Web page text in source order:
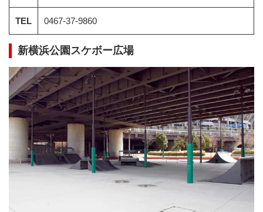
TEL 0467-37-9860
新横浜公園スケボー広場